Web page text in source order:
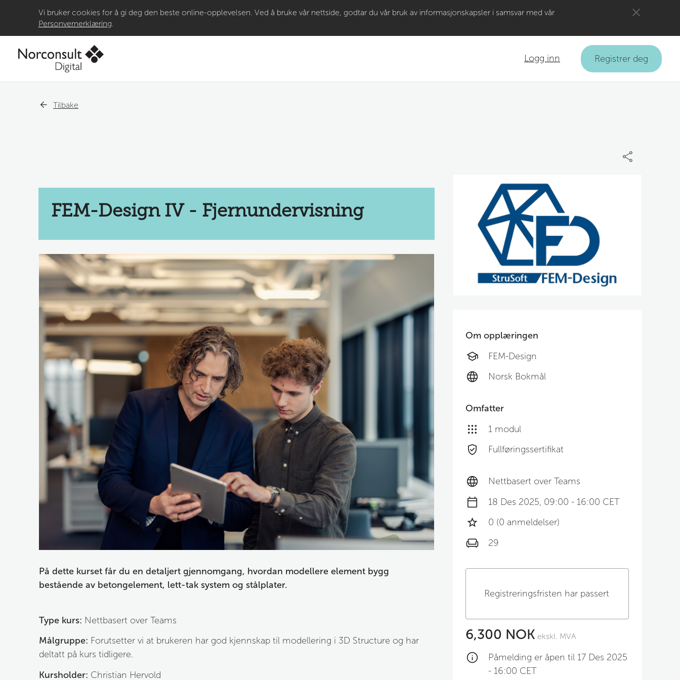
Gå til
Vi bruker cookies for å gi deg den beste online-opplevelsen. Ved å bruke vår nettside, godtar du vår bruk av informasjonskapsler i samsvar med vår
Personvernerklæring
Logg inn Registrer deg
Tilbake
FEM-Design IV - Fjernundervisning
På dette kurset får du en detaljert gjennomgang, hvordan modellere element bygg
bestående av betongelement, lett-tak system og stålplater.
Type kurs: Nettbasert over Teams
Målgruppe: Forutsetter vi at brukeren har god kjennskap til modellering i 3D Structure og har
deltatt på kurs tidligere.
Kursholder: Christian Hervold
Om opplæringen
FEM-Design
Norsk Bokmål
Omfatter
1 modul
Fullføringssertifikat
Nettbasert over Teams
18 Des 2025, 09:00 - 16:00 CET
0 (0 anmeldelser)
29
Registreringsfristen har passert
6,300 NOK ekskl. MVA
Påmelding er åpen til 17 Des 2025
- 16:00 CET